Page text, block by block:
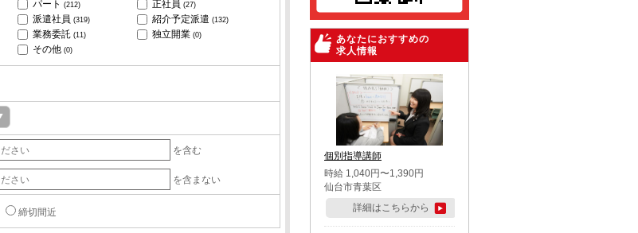
パート (212) 正社員 (27)
派遣社員 (319) 紹介予定派遣 (132)
業務委託 (11) 独立開業 (0)
その他 (0)
を含む
を含まない
締切間近
あなたにおすすめの
求人情報
個別指導講師
時給 1,040円〜1,390円
仙台市青葉区
詳細はこちらから